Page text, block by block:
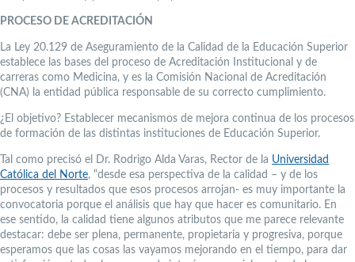
PROCESO DE ACREDITACIÓN
La Ley 20.129 de Aseguramiento de la Calidad de la Educación Superior
establece las bases del proceso de Acreditación Institucional y de
carreras como Medicina, y es la Comisión Nacional de Acreditación
(CNA) la entidad pública responsable de su correcto cumplimiento.
¿El objetivo? Establecer mecanismos de mejora continua de los procesos
de formación de las distintas instituciones de Educación Superior.
Tal como precisó el Dr. Rodrigo Alda Varas, Rector de la Universidad
Católica del Norte, “desde esa perspectiva de la calidad – y de los
procesos y resultados que esos procesos arrojan- es muy importante la
convocatoria porque el análisis que hay que hacer es comunitario. En
ese sentido, la calidad tiene algunos atributos que me parece relevante
destacar: debe ser plena, permanente, propietaria y progresiva, porque
esperamos que las cosas las vayamos mejorando en el tiempo, para dar